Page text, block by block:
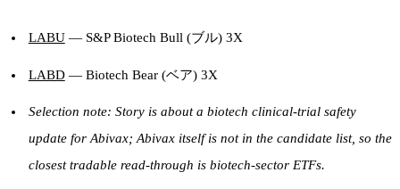
LABU— S&P Biotech Bull (ブル) 3X
LABD— Biotech Bear (ベア) 3X
Selection note: Story is about a biotech clinical-trial safety
update for Abivax; Abivax itself is not in the candidate list, so the
closest tradable read-through is biotech-sector ETFs.